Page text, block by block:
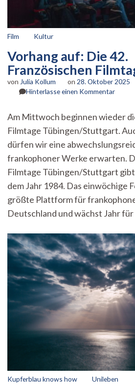
Film Kultur
Vorhang auf: Die 42.
Französischen
von Julia Kollum on 28. Oktober 2025
Hinterlasse einen Kommentarzu
Die
42.
Am Mittwoch beginnen wieder
Filmtage Tübingen/Stuttgart.
dürfen wir eine
frankophoner Werke erwarten.
Filmtage Tübingen/Stuttgart gibt
dem Jahr 1984. Das einwöchige
größte Plattform für
Deutschland und wächst Jahr
Kupferblau knows how Unileben